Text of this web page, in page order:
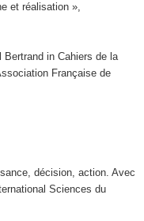
et réalisation »,
Bertrand in Cahiers de la
Française de
décision, action. Avec
Sciences du